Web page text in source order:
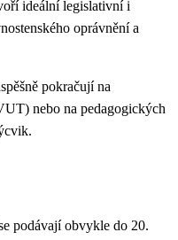
ideální legislativní i
oprávnění a
pokračují na
nebo na pedagogických
podávají obvykle do 20.